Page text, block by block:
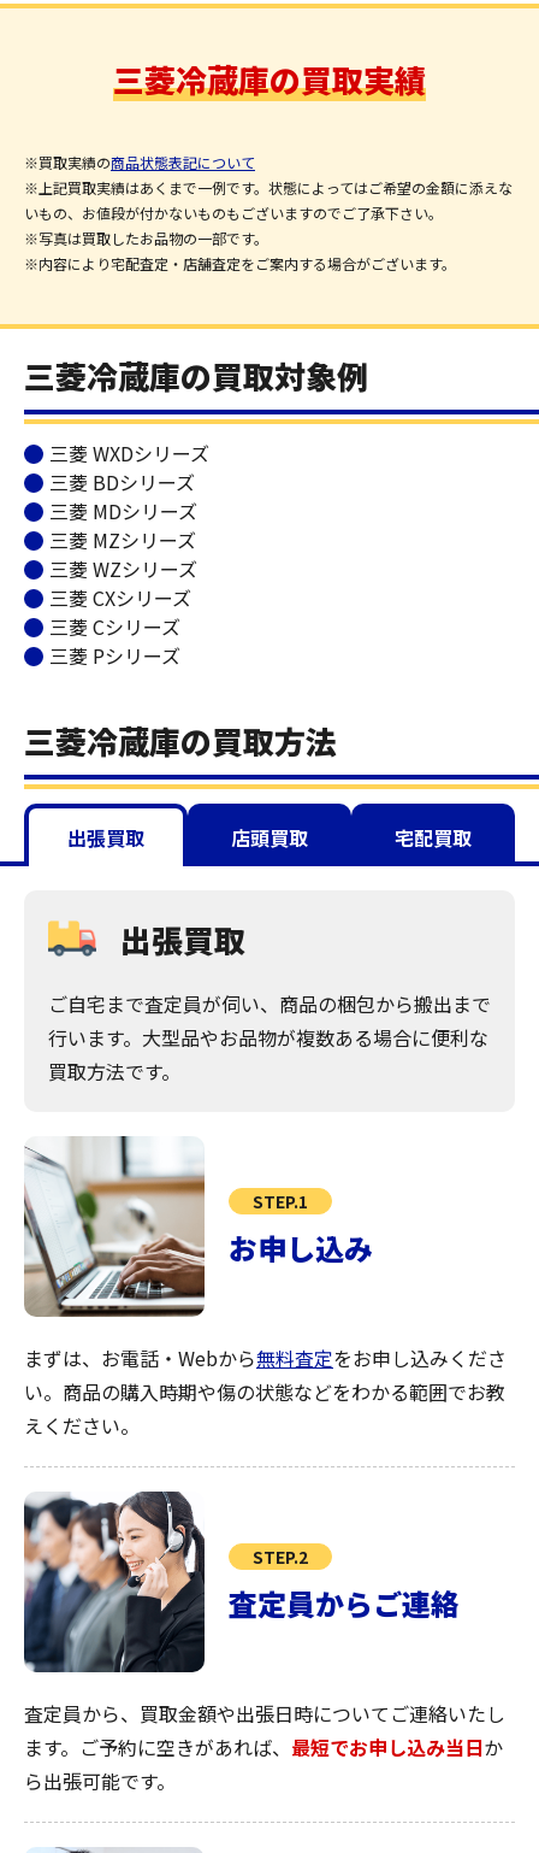
三菱冷蔵庫の買取実績
※買取実績の商品状態表記について
※上記買取実績はあくまで一例です。状態によってはご希望の金額に添えな
いもの、お値段が付かないものもございますのでご了承下さい。
※写真は買取したお品物の一部です。
※内容により宅配査定・店舗査定をご案内する場合がございます。
三菱冷蔵庫の買取対象例
三菱 WXDシリーズ
三菱 BDシリーズ
三菱 MDシリーズ
三菱 MZシリーズ
三菱 WZシリーズ
三菱 CXシリーズ
三菱 Cシリーズ
三菱 Pシリーズ
三菱冷蔵庫の買取方法
出張買取 店頭買取 宅配買取
出張買取
ご自宅まで査定員が伺い、商品の梱包から搬出まで
行います。大型品やお品物が複数ある場合に便利な
買取方法です。
STEP.1
お申し込み
まずは、お電話・Webから無料査定をお申し込みくださ
い。商品の購入時期や傷の状態などをわかる範囲でお教
えください。
STEP.2
査定員からご連絡
査定員から、買取金額や出張日時についてご連絡いたし
ます。ご予約に空きがあれば、 最短でお申し込み当日か
ら出張可能です。